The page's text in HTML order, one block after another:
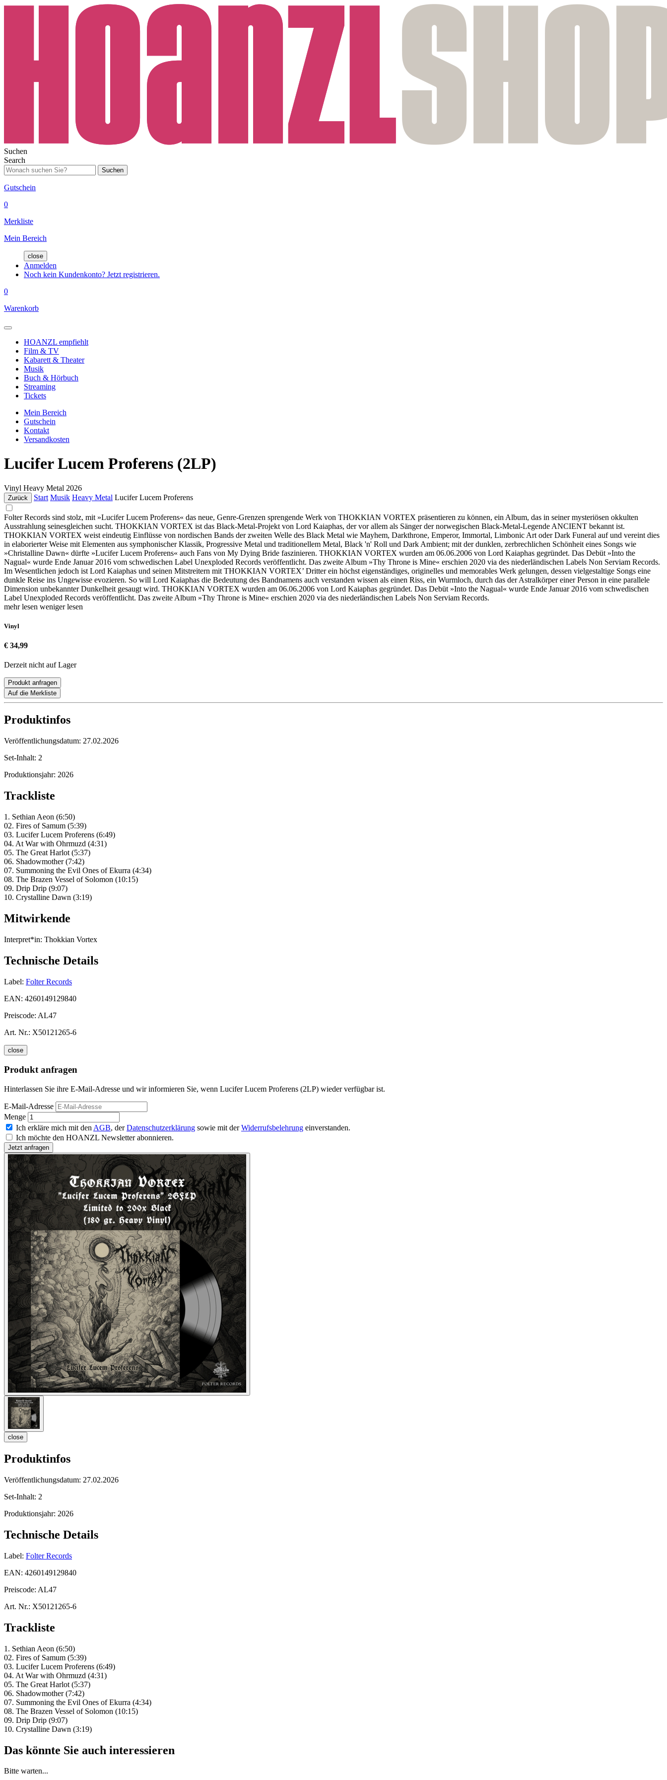
Suchen
Search
Suchen
Gutschein
0
Merkliste
Mein Bereich
close
Anmelden
Noch kein Kundenkonto? Jetzt registrieren.
0
Warenkorb
HOANZL empfiehlt
Film & TV
Kabarett & Theater
Musik
Buch & Hörbuch
Streaming
Tickets
Mein Bereich
Gutschein
Kontakt
Versandkosten
Lucifer Lucem Proferens (2LP)
Vinyl Heavy Metal 2026
Zurück Start Musik Heavy Metal Lucifer Lucem Proferens
Folter Records sind stolz, mit »Lucifer Lucem Proferens« das neue, Genre-Grenzen sprengende Werk von THOKKIAN VORTEX präsentieren zu können, ein Album, das in seiner mysteriösen okkulten
Ausstrahlung seinesgleichen sucht. THOKKIAN VORTEX ist das Black-Metal-Projekt von Lord Kaiaphas, der vor allem als Sänger der norwegischen Black-Metal-Legende ANCIENT bekannt ist.
THOKKIAN VORTEX weist eindeutig Einflüsse von nordischen Bands der zweiten Welle des Black Metal wie Mayhem, Darkthrone, Emperor, Immortal, Limbonic Art oder Dark Funeral auf und vereint dies
in elaborierter Weise mit Elementen aus symphonischer Klassik, Progressive Metal und traditionellem Metal, Black 'n' Roll und Dark Ambient; mit der dunklen, zerbrechlichen Schönheit eines Songs wie
»Christalline Dawn« dürfte »Lucifer Lucem Proferens« auch Fans von My Dying Bride faszinieren. THOKKIAN VORTEX wurden am 06.06.2006 von Lord Kaiaphas gegründet. Das Debüt »Into the
Nagual« wurde Ende Januar 2016 vom schwedischen Label Unexploded Records veröffentlicht. Das zweite Album »Thy Throne is Mine« erschien 2020 via des niederländischen Labels Non Serviam Records.
Im Wesentlichen jedoch ist Lord Kaiaphas und seinen Mitstreitern mit THOKKIAN VORTEX’ Dritter ein höchst eigenständiges, originelles und memorables Werk gelungen, dessen vielgestaltige Songs eine
dunkle Reise ins Ungewisse evozieren. So will Lord Kaiaphas die Bedeutung des Bandnamens auch verstanden wissen als einen Riss, ein Wurmloch, durch das der Astralkörper einer Person in eine parallele
Dimension unbekannter Dunkelheit gesaugt wird. THOKKIAN VORTEX wurden am 06.06.2006 von Lord Kaiaphas gegründet. Das Debüt »Into the Nagual« wurde Ende Januar 2016 vom schwedischen
Label Unexploded Records veröffentlicht. Das zweite Album »Thy Throne is Mine« erschien 2020 via des niederländischen Labels Non Serviam Records.
mehr lesen weniger lesen
Vinyl
€ 34,99
Derzeit nicht auf Lager
Produkt anfragen
Auf die Merkliste
Produktinfos
Veröffentlichungsdatum: 27.02.2026
Set-Inhalt: 2
Produktionsjahr: 2026
Trackliste
1. Sethian Aeon (6:50)
02. Fires of Samum (5:39)
03. Lucifer Lucem Proferens (6:49)
04. At War with Ohrmuzd (4:31)
05. The Great Harlot (5:37)
06. Shadowmother (7:42)
07. Summoning the Evil Ones of Ekurra (4:34)
08. The Brazen Vessel of Solomon (10:15)
09. Drip Drip (9:07)
10. Crystalline Dawn (3:19)
Mitwirkende
Interpret*in: Thokkian Vortex
Technische Details
Label: Folter Records
EAN: 4260149129840
Preiscode: AL47
Art. Nr.: X50121265-6
close
Produkt anfragen
Hinterlassen Sie ihre E-Mail-Adresse und wir informieren Sie, wenn Lucifer Lucem Proferens (2LP) wieder verfügbar ist.
E-Mail-Adresse
Menge
Ich erkläre mich mit den AGB, derDatenschutzerklärung sowie mit derWiderrufsbelehrung einverstanden.
Ich möchte den HOANZL Newsletter abonnieren.
close
Produktinfos
Veröffentlichungsdatum: 27.02.2026
Set-Inhalt: 2
Produktionsjahr: 2026
Technische Details
Label: Folter Records
EAN: 4260149129840
Preiscode: AL47
Art. Nr.: X50121265-6
Trackliste
1. Sethian Aeon (6:50)
02. Fires of Samum (5:39)
03. Lucifer Lucem Proferens (6:49)
04. At War with Ohrmuzd (4:31)
05. The Great Harlot (5:37)
06. Shadowmother (7:42)
07. Summoning the Evil Ones of Ekurra (4:34)
08. The Brazen Vessel of Solomon (10:15)
09. Drip Drip (9:07)
10. Crystalline Dawn (3:19)
Das könnte Sie auch interessieren
Bitte warten...